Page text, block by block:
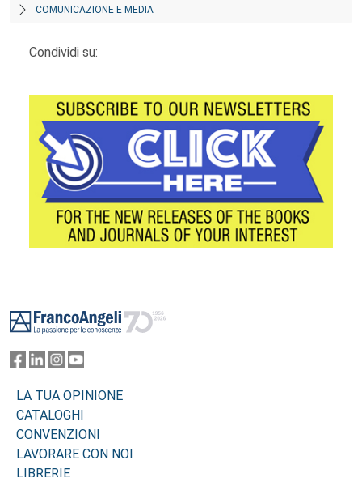
COMUNICAZIONE E MEDIA
Condividi su:
LA TUA OPINIONE
CATALOGHI
CONVENZIONI
LAVORARE CON NOI
LIBRERIE